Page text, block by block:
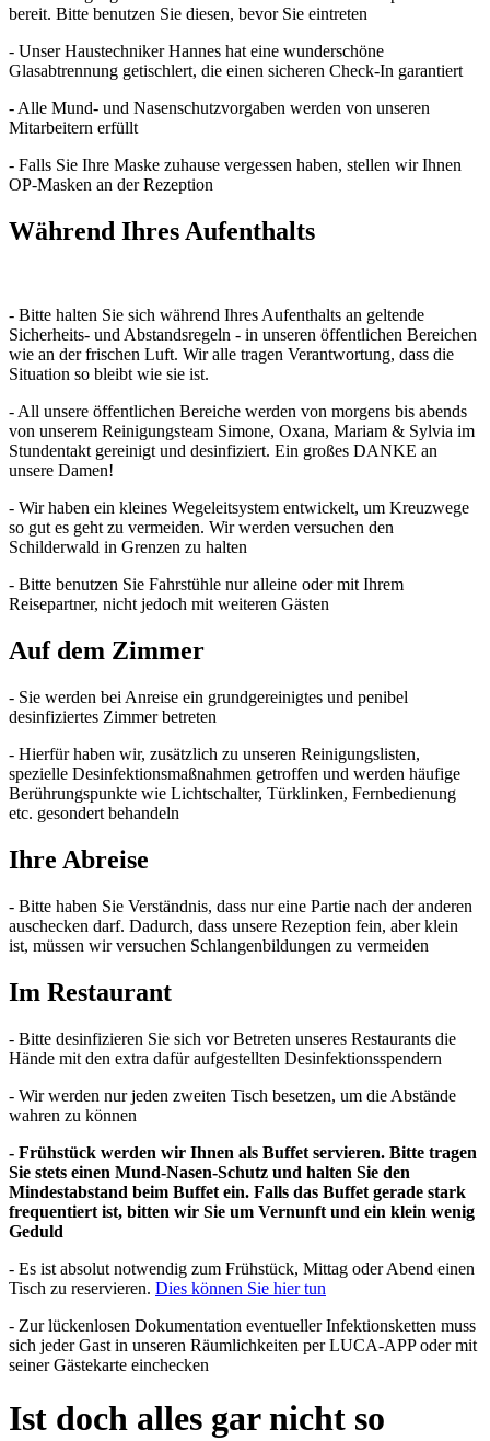
bereit. Bitte benutzen Sie diesen, bevor Sie eintreten
- Unser Haustechniker Hannes hat eine wunderschöne
Glasabtrennung getischlert, die einen sicheren Check-In garantiert
- Alle Mund- und Nasenschutzvorgaben werden von unseren
Mitarbeitern erfüllt
- Falls Sie Ihre Maske zuhause vergessen haben, stellen wir Ihnen
OP-Masken an der Rezeption
Während Ihres Aufenthalts
- Bitte halten Sie sich während Ihres Aufenthalts an geltende
Sicherheits- und Abstandsregeln - in unseren öffentlichen Bereichen
wie an der frischen Luft. Wir alle tragen Verantwortung, dass die
Situation so bleibt wie sie ist.
- All unsere öffentlichen Bereiche werden von morgens bis abends
von unserem Reinigungsteam Simone, Oxana, Mariam & Sylvia im
Stundentakt gereinigt und desinfiziert. Ein großes DANKE an
unsere Damen!
- Wir haben ein kleines Wegeleitsystem entwickelt, um Kreuzwege
so gut es geht zu vermeiden. Wir werden versuchen den
Schilderwald in Grenzen zu halten
- Bitte benutzen Sie Fahrstühle nur alleine oder mit Ihrem
Reisepartner, nicht jedoch mit weiteren Gästen
Auf dem Zimmer
- Sie werden bei Anreise ein grundgereinigtes und penibel
desinfiziertes Zimmer betreten
- Hierfür haben wir, zusätzlich zu unseren Reinigungslisten,
spezielle Desinfektionsmaßnahmen getroffen und werden häufige
Berührungspunkte wie Lichtschalter, Türklinken, Fernbedienung
etc. gesondert behandeln
Ihre Abreise
- Bitte haben Sie Verständnis, dass nur eine Partie nach der anderen
auschecken darf. Dadurch, dass unsere Rezeption fein, aber klein
ist, müssen wir versuchen Schlangenbildungen zu vermeiden
Im Restaurant
- Bitte desinfizieren Sie sich vor Betreten unseres Restaurants die
Hände mit den extra dafür aufgestellten Desinfektionsspendern
- Wir werden nur jeden zweiten Tisch besetzen, um die Abstände
wahren zu können
- Frühstück werden wir Ihnen als Buffet servieren. Bitte tragen
Sie stets einen Mund-Nasen-Schutz und halten Sie den
Mindestabstand beim Buffet ein. Falls das Buffet gerade stark
frequentiert ist, bitten wir Sie um Vernunft und ein klein wenig
Geduld
- Es ist absolut notwendig zum Frühstück, Mittag oder Abend einen
Tisch zu reservieren. Dies können Sie hier tun
- Zur lückenlosen Dokumentation eventueller Infektionsketten muss
sich jeder Gast in unseren Räumlichkeiten per LUCA-APP oder mit
seiner Gästekarte einchecken
Ist doch alles gar nicht so